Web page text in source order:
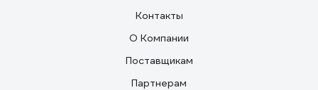
Контакты
О Компании
Поставщикам
Партнерам